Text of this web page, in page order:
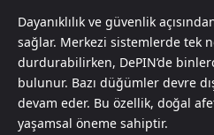
Dayanıklılık ve güvenlik
sağlar. Merkezi sistemlerde tek
durdurabilirken, DePIN’de
bulunur. Bazı düğümler devre
devam eder. Bu özellik, doğal
yaşamsal öneme sahiptir.